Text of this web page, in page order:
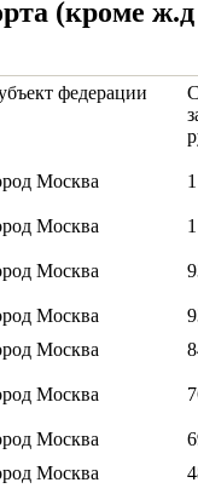
(кроме
федерации
Москва
Москва
Москва
Москва
Москва
Москва
Москва
Москва